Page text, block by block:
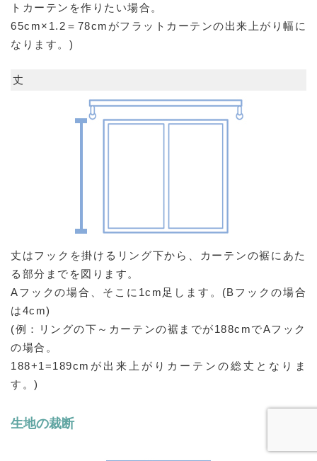
トカーテンを作りたい場合。
65cm×1.2＝78cmがフラットカーテンの出来上がり幅に
なります。)
丈
丈はフックを掛けるリング下から、カーテンの裾にあた
る部分までを図ります。
Aフックの場合、そこに1cm足します。(Bフックの場合
は4cm)
(例：リングの下～カーテンの裾までが188cmでAフック
の場合。
188+1=189cmが出来上がりカーテンの総丈となりま
す。)
生地の裁断